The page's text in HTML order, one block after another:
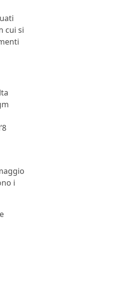
cui si
i